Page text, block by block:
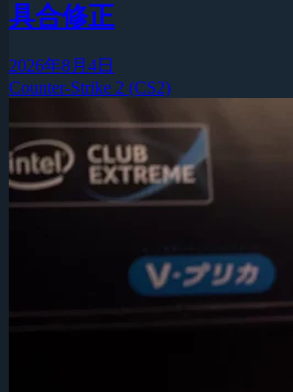
具合修正
2026年8月4日
Counter-Strike 2 (CS2)